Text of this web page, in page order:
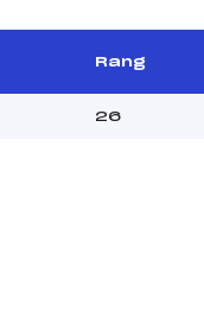
Rang
26